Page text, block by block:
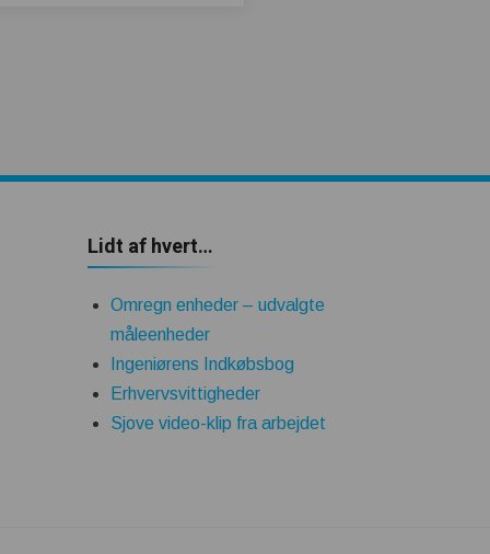
Lidt af hvert…
Omregn enheder – udvalgte
måleenheder
Ingeniørens Indkøbsbog
Erhvervsvittigheder
Sjove video-klip fra arbejdet